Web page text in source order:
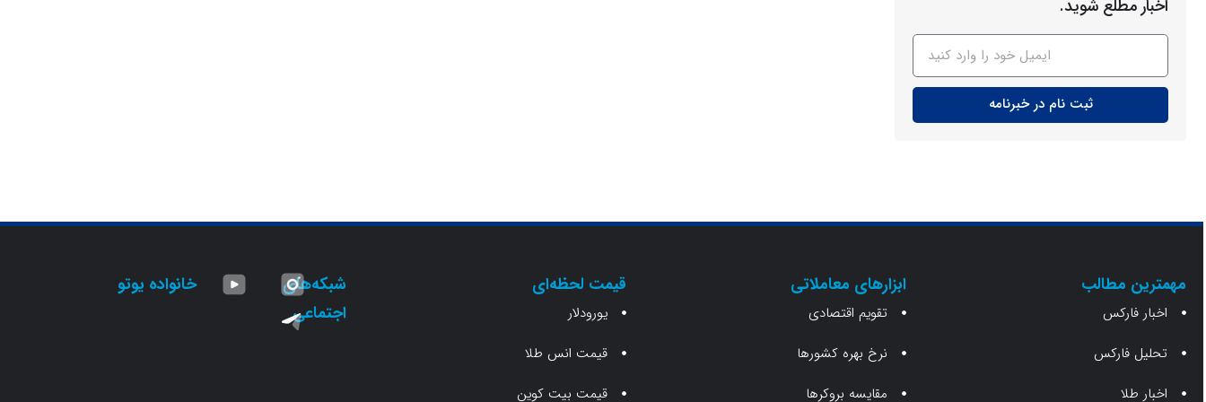
اخبار مطلع شوید.
ثبت نام در خبرنامه
مهمترین مطالب
اخبار فارکس
تحلیل فارکس
اخبار طلا
ابزارهای معاملاتی
تقویم اقتصادی
نرخ بهره کشورها
مقایسه بروکرها
قیمت لحظه‌ای
یورودلار
قیمت انس طلا
قیمت بیت کوین
شبکه‌های
اجتماعی
خانواده یوتو